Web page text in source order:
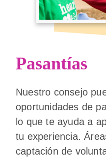
Pasantías
Nuestro consejo
oportunidades de
lo que te ayuda a
tu experiencia.
captación de